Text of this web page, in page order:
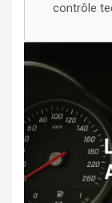
contrôle